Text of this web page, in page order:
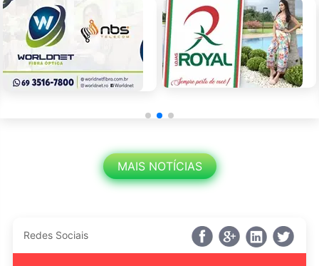
MAIS NOTÍCIAS
Redes Sociais